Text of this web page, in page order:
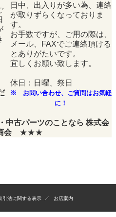
日中、出入りが多い為、連絡
が取りずらくなっておりま
す。
お手数ですが、ご用の際は、
メール、FAXでご連絡頂ける
とありがたいです。
宜しくお願い致します。
休日：日曜、祭日
※ お問い合わせ、ご質問はお気軽
に！
中古パーツのことなら 株式会
会
★★★
引法に関する表示 お店案内